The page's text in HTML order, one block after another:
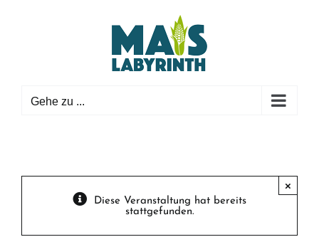
Gehe zu ...
Diese Veranstaltung hat bereits
stattgefunden.
×